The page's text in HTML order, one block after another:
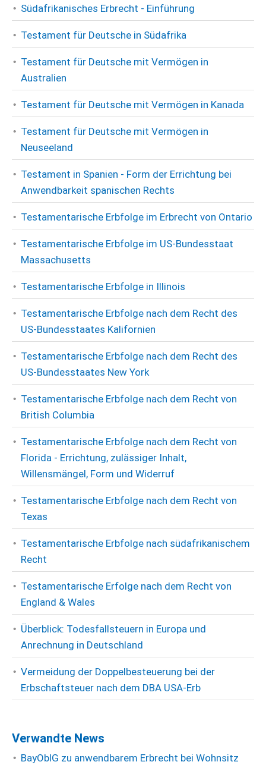
Südafrikanisches Erbrecht - Einführung
Testament für Deutsche in Südafrika
Testament für Deutsche mit Vermögen in
Australien
Testament für Deutsche mit Vermögen in Kanada
Testament für Deutsche mit Vermögen in
Neuseeland
Testament in Spanien - Form der Errichtung bei
Anwendbarkeit spanischen Rechts
Testamentarische Erbfolge im Erbrecht von Ontario
Testamentarische Erbfolge im US-Bundesstaat
Massachusetts
Testamentarische Erbfolge in Illinois
Testamentarische Erbfolge nach dem Recht des
US-Bundesstaates Kalifornien
Testamentarische Erbfolge nach dem Recht des
US-Bundesstaates New York
Testamentarische Erbfolge nach dem Recht von
British Columbia
Testamentarische Erbfolge nach dem Recht von
Florida - Errichtung, zulässiger Inhalt,
Willensmängel, Form und Widerruf
Testamentarische Erbfolge nach dem Recht von
Texas
Testamentarische Erbfolge nach südafrikanischem
Recht
Testamentarische Erfolge nach dem Recht von
England & Wales
Überblick: Todesfallsteuern in Europa und
Anrechnung in Deutschland
Vermeidung der Doppelbesteuerung bei der
Erbschaftsteuer nach dem DBA USA-Erb
Verwandte News
BayOblG zu anwendbarem Erbrecht bei Wohnsitz